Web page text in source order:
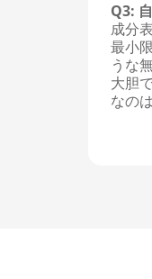
Q3:
成分
最小
うな
大胆
なの